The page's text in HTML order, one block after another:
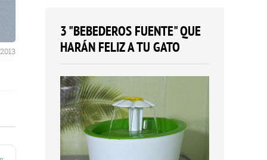
3 "BEBEDEROS FUENTE" QUE
HARÁN FELIZ A TU GATO